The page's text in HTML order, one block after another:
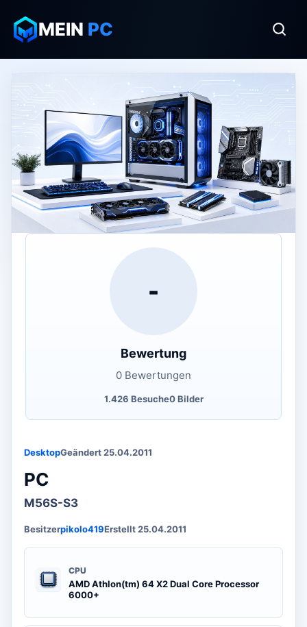
MEIN PC
DesktopGeändert 25.04.2011
PC
M56S-S3
Besitzerpikolo419Erstellt 25.04.2011
CPU
AMD Athlon(tm) 64 X2 Dual Core Processor
6000+
-
Bewertung
0 Bewertungen
1.426 Besuche0 Bilder